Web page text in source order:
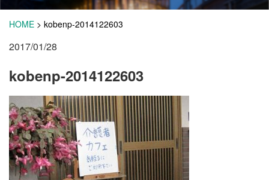
学 ぶ(健康福祉)
泊まる
施設・料金
アクセス
HOME > kobenp-2014122603
2017/01/28
kobenp-2014122603